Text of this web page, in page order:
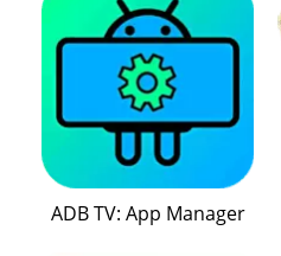
ADB TV: App Manager